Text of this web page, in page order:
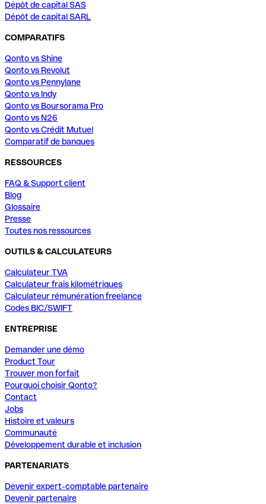
Dépôt de capital SAS
Dépôt de capital SARL
COMPARATIFS
Qonto vs Shine
Qonto vs Revolut
Qonto vs Pennylane
Qonto vs Indy
Qonto vs Boursorama Pro
Qonto vs N26
Qonto vs Crédit Mutuel
Comparatif de banques
RESSOURCES
FAQ & Support client
Blog
Glossaire
Presse
Toutes nos ressources
OUTILS & CALCULATEURS
Calculateur TVA
Calculateur frais kilométriques
Calculateur rémunération freelance
Codes BIC/SWIFT
ENTREPRISE
Demander une démo
Product Tour
Trouver mon forfait
Pourquoi choisir Qonto?
Contact
Jobs
Histoire et valeurs
Communauté
Développement durable et inclusion
PARTENARIATS
Devenir expert-comptable partenaire
Devenir partenaire